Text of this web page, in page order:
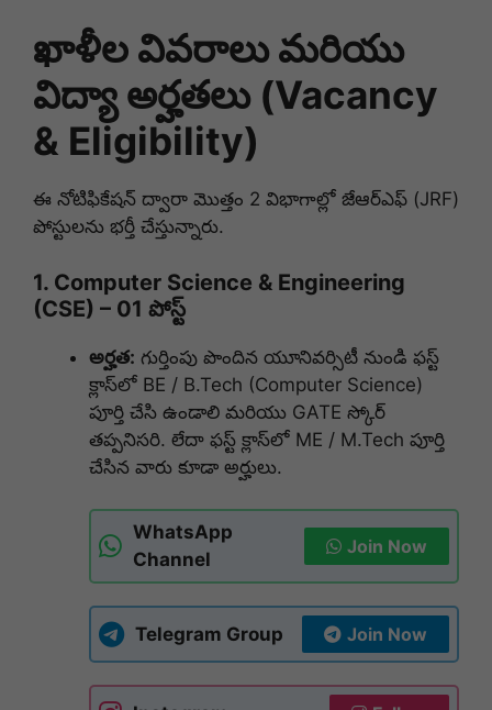
ఖాళీల వివరాలు మరియు
విద్యా అర్హతలు (Vacancy
& Eligibility)
ఈ నోటిఫికేషన్ ద్వారా మొత్తం 2 విభాగాల్లో జేఆర్‌ఎఫ్ (JRF)
పోస్టులను భర్తీ చేస్తున్నారు.
1. Computer Science & Engineering
(CSE) – 01 పోస్ట్
అర్హత: గుర్తింపు పొందిన యూనివర్సిటీ నుండి ఫస్ట్
క్లాస్‌లో BE / B.Tech (Computer Science)
పూర్తి చేసి ఉండాలి మరియు GATE స్కోర్
తప్పనిసరి. లేదా ఫస్ట్ క్లాస్‌లో ME / M.Tech పూర్తి
చేసిన వారు కూడా అర్హులు.
WhatsApp
Channel
Join Now
Telegram Group Join Now